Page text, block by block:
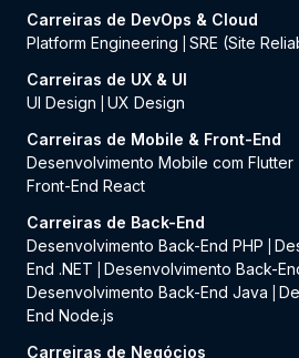
Carreiras de DevOps & Cloud
Platform Engineering
SRE (Site
Carreiras de UX & UI
UI Design
UX Design
Carreiras de Mobile & Front-End
Desenvolvimento Mobile com Flutter
Front-End React
Carreiras de Back-End
Desenvolvimento Back-End PHP
End .NET
Desenvolvimento Back-
Desenvolvimento Back-End Java
End Node.js
Carreiras de Negócios